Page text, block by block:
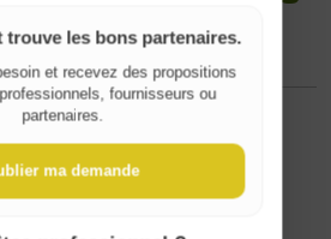
de l'annonce4 piquets en
do you live?
/ België
trouve les bons partenaires.
et recevez des propositions
fournisseurs ou
partenaires.
ma demande